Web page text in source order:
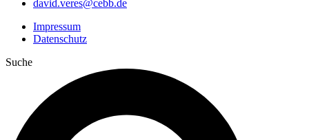
david.veres@cebb.de
Impressum
Datenschutz
Suche